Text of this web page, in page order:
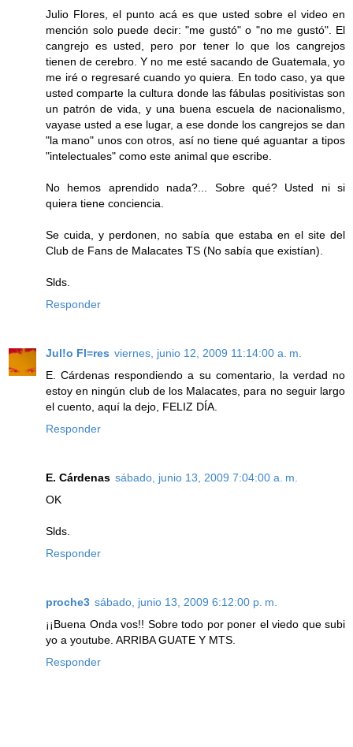
Julio Flores, el punto acá es que usted sobre el video en
mención solo puede decir: "me gustó" o "no me gustó". El
cangrejo es usted, pero por tener lo que los cangrejos
tienen de cerebro. Y no me esté sacando de Guatemala, yo
me iré o regresaré cuando yo quiera. En todo caso, ya que
usted comparte la cultura donde las fábulas positivistas son
un patrón de vida, y una buena escuela de nacionalismo,
vayase usted a ese lugar, a ese donde los cangrejos se dan
"la mano" unos con otros, así no tiene qué aguantar a tipos
"intelectuales" como este animal que escribe.
No hemos aprendido nada?... Sobre qué? Usted ni si
quiera tiene conciencia.
Se cuida, y perdonen, no sabía que estaba en el site del
Club de Fans de Malacates TS (No sabía que existían).
Slds.
Responder
Jul!o Fl=res viernes, junio 12, 2009 11:14:00 a. m.
E. Cárdenas respondiendo a su comentario, la verdad no
estoy en ningún club de los Malacates, para no seguir largo
el cuento, aquí la dejo, FELIZ DÍA.
Responder
E. Cárdenas sábado, junio 13, 2009 7:04:00 a. m.
OK
Slds.
Responder
proche3 sábado, junio 13, 2009 6:12:00 p. m.
¡¡Buena Onda vos!! Sobre todo por poner el viedo que subi
yo a youtube. ARRIBA GUATE Y MTS.
Responder